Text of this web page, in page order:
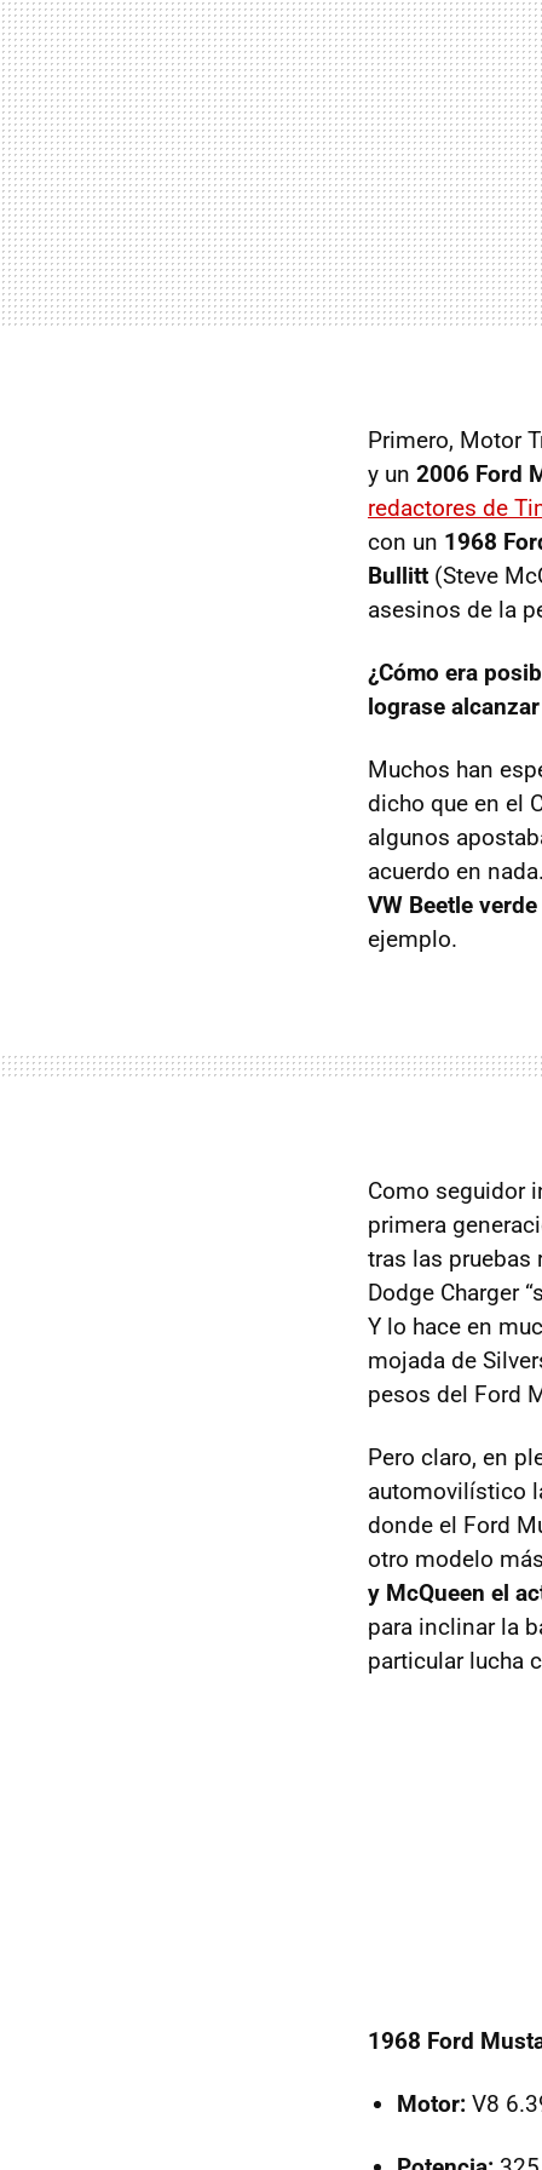
Primero, Motor
y un 2006 Ford
redactores de
con un 1968
Bullitt (Steve
asesinos de la
¿Cómo era
lograse
Muchos han
dicho que en el
algunos
acuerdo en
VW Beetle verde
ejemplo.
Como seguidor
primera
tras las pruebas
Dodge Charger
Y lo hace en
mojada de
pesos del Ford
Pero claro, en
automovilístico
donde el Ford
otro modelo
y McQueen el
para inclinar la
particular lucha
1968 Ford
Motor: V8